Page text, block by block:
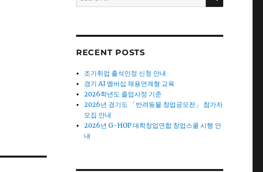
for:
RECENT POSTS
조기취업 출석인정 신청 안내
경기 AI 멤버십 채용연계형 교육
2026학년도 졸업사정 기준
2026년 경기도 「반려동물 창업공모전」 참가자
모집 안내
2026년 G-HOP 대학창업연합 창업스쿨 시행 안
내